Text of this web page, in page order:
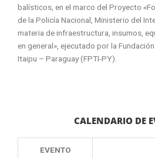
balísticos, en el marco del Proyecto
de la Policía Nacional, Ministerio del
materia de infraestructura, insumos,
en general», ejecutado por la
Itaipu – Paraguay (FPTI-PY).
CALENDARIO DE
EVENTO